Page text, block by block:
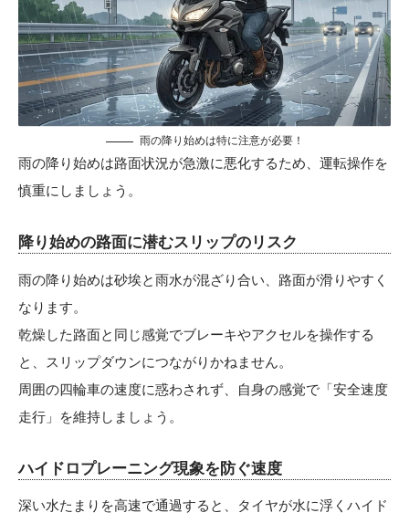
雨の降り始めは特に注意が必要！
雨の降り始めは路面状況が急激に悪化するため、運転操作を
慎重にしましょう。
降り始めの路面に潜むスリップのリスク
雨の降り始めは砂埃と雨水が混ざり合い、路面が滑りやすく
なります。
乾燥した路面と同じ感覚でブレーキやアクセルを操作する
と、スリップダウンにつながりかねません。
周囲の四輪車の速度に惑わされず、自身の感覚で「安全速度
走行」を維持しましょう。
ハイドロプレーニング現象を防ぐ速度
深い水たまりを高速で通過すると、タイヤが水に浮くハイド